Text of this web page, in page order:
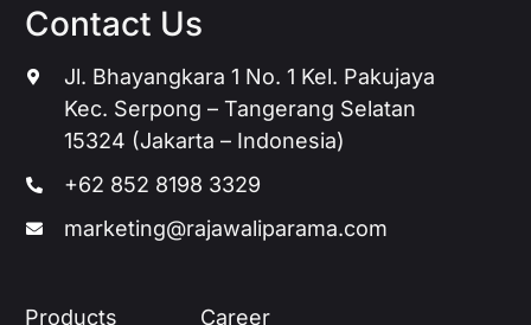
Contact Us
Jl. Bhayangkara 1 No. 1 Kel. Pakujaya
Kec. Serpong – Tangerang Selatan
15324 (Jakarta – Indonesia)
+62 852 8198 3329
marketing@rajawaliparama.com
Products Career